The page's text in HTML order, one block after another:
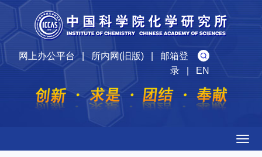
网上办公平台|所内网(旧版)| 邮箱登
录| EN